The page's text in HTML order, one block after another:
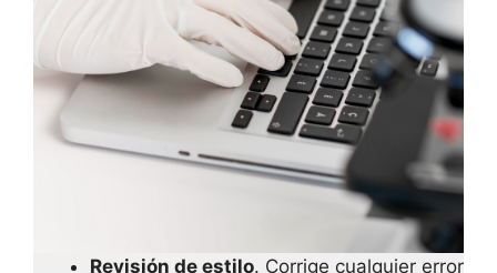
Revisión de estilo. Corrige cualquier error